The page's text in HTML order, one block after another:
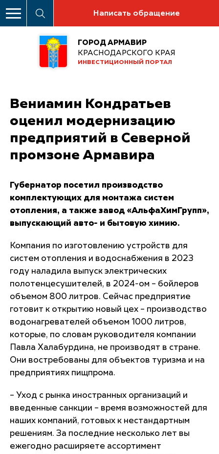
Написать обращение
ГОРОД АРМАВИР
КРАСНОДАРСКОГО КРАЯ
ИНВЕСТИЦИОННЫЙ ПОРТАЛ
Вениамин Кондратьев
оценил модернизацию
предприятий в Северной
промзоне Армавира
Губернатор посетил производство
комплектующих для монтажа систем
отопления, а также завод «АльфаХимГрупп»,
выпускающий авто- и бытовую химию.
Компания по изготовлению устройств для
систем отопления и водоснабжения в 2023
году наладила выпуск электрических
полотенцесушителей, в 2024-ом – бойлеров
объемом 800 литров. Сейчас предприятие
готовит к открытию новый цех – производство
водонагревателей объемом 1000 литров,
которые, по словам руководителя компании
Павла Халабурдина, не производят в стране.
Они востребованы для объектов туризма и на
предприятиях пищпрома.
– Уход с рынка иностранных организаций и
введенные санкции – время возможностей для
наших компаний, готовых к нестандартным
решениям. За последние несколько лет вы
ежегодно расширяете ассортимент